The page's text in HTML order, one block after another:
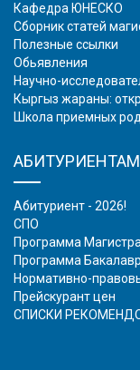
Кафедра ЮНЕСКО
Сборник статей
Полезные ссылки
Обьявления
Научно-
Кыргыз жараны:
Школа приемных
АБИТУРИЕНТАМ
Абитуриент - 2026!
СПО
Программа
Программа
Нормативно-
Прейскурант цен
СПИСКИ